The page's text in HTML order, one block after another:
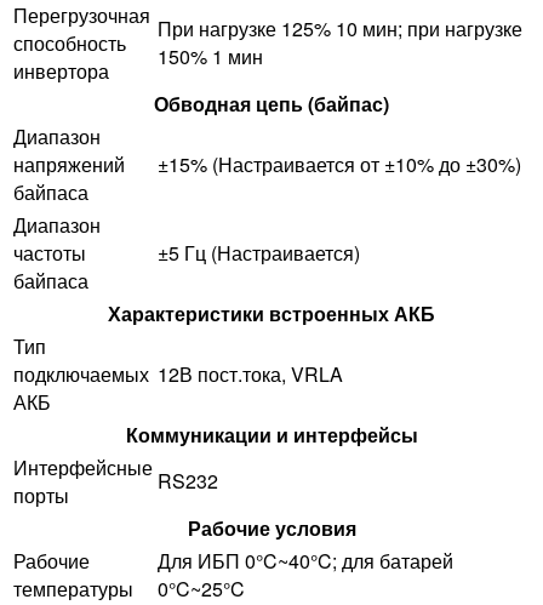
Перегрузочная
способность
инвертора
При нагрузке 125% 10 мин; при нагрузке
150% 1 мин
Обводная цепь (байпас)
Диапазон
напряжений
байпаса
±15% (Настраивается от ±10% до ±30%)
Диапазон
частоты
байпаса
±5 Гц (Настраивается)
Характеристики встроенных АКБ
Тип
подключаемых
АКБ
12В пост.тока, VRLA
Коммуникации и интерфейсы
Интерфейсные
порты
RS232
Рабочие условия
Рабочие
температуры
Для ИБП 0°C~40°C; для батарей
0°C~25°C